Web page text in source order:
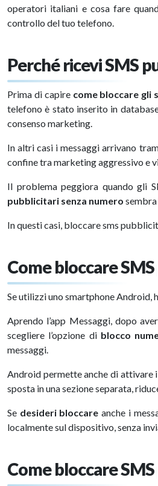
operatori italiani e cosa fare
controllo del tuo telefono.
Perché ricevi SMS
Prima di capire come bloccare gli
telefono è stato inserito in
consenso marketing.
In altri casi i messaggi arrivano
confine tra marketing aggressivo e
Il problema peggiora quando gli
pubblicitari senza numero
In questi casi, bloccare sms
Come bloccare
Se utilizzi uno smartphone
Aprendo l’app Messaggi, dopo
scegliere l’opzione di blocco
messaggi.
Android permette anche di
sposta in una sezione separata,
Se desideri bloccare anche i
localmente sul dispositivo, senza
Come bloccare